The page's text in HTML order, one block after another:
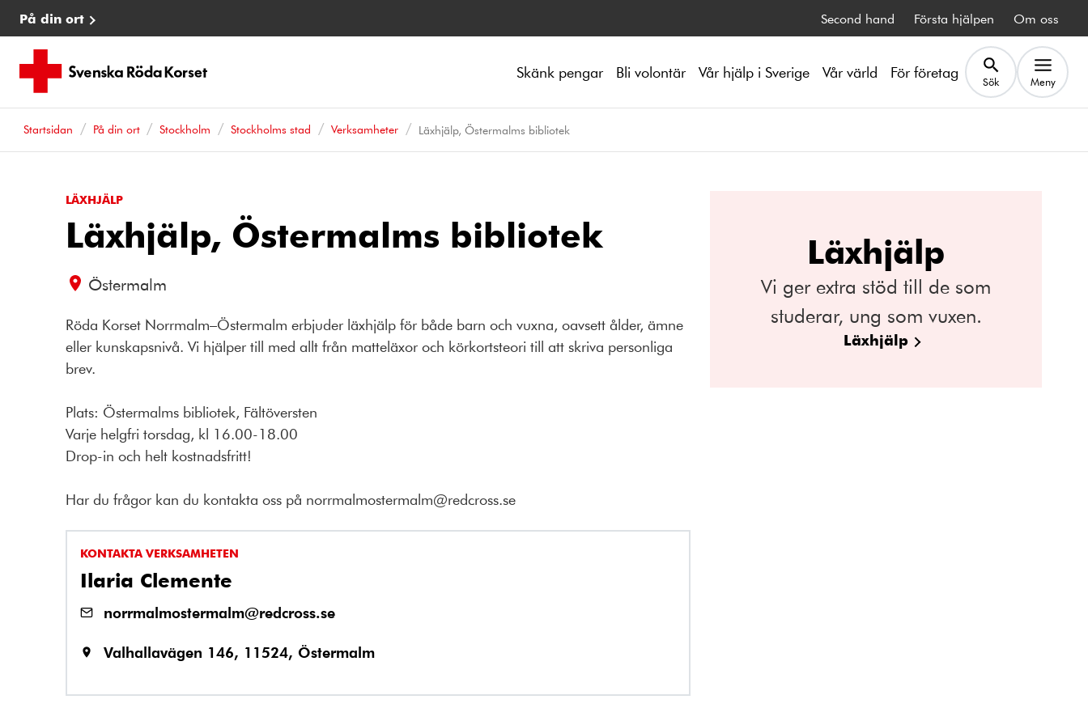
På din ort Second hand Första hjälpen Om oss
Skänk pengar Bli volontär Vår hjälp i Sverige Vår värld För företag Sök Meny
Startsidan På din ort Stockholm Stockholms stad Verksamheter Läxhjälp, Östermalms bibliotek
LÄXHJÄLP
Läxhjälp, Östermalms bibliotek
Östermalm
Röda Korset Norrmalm–Östermalm erbjuder läxhjälp för både barn och vuxna, oavsett ålder, ämne
eller kunskapsnivå. Vi hjälper till med allt från matteläxor och körkortsteori till att skriva personliga
brev.
Plats: Östermalms bibliotek, Fältöversten
Varje helgfri torsdag, kl 16.00-18.00
Drop-in och helt kostnadsfritt!
Har du frågor kan du kontakta oss på norrmalmostermalm@redcross.se
KONTAKTA VERKSAMHETEN
Ilaria Clemente
norrmalmostermalm@redcross.se
Valhallavägen 146, 11524, Östermalm
Läxhjälp
Vi ger extra stöd till de som
studerar, ung som vuxen.
Läxhjälp